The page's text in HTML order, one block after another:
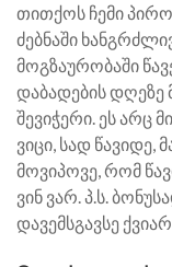
თითქოს ჩემი
ძებნაში
მოგზაურობაში
დაბადების
შევიჭერი. ეს არც
ვიცი, სად წავიდე,
მოვიპოვე, რომ
ვინ ვარ. პ.ს.
დავემსგავსე